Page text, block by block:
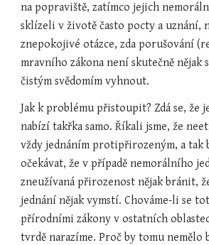
na popraviště, zatímco jejich
sklízeli v životě často pocty a uznání,
znepokojivé otázce, zda porušování
mravního zákona není skutečně nějak
čistým svědomím vyhnout.
Jak k problému přistoupit? Zdá se, že
nabízí takřka samo. Říkali jsme, že
vždy jednáním protipřirozeným, a tak
očekávat, že v případě nemorálního
zneužívaná přirozenost nějak bránit,
jednání nějak vymstí. Chováme-li se
přírodními zákony v ostatních
tvrdě narazíme. Proč by tomu nemělo